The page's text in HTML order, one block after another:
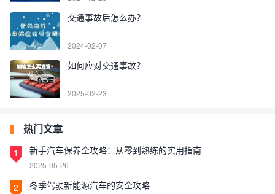
交通事故后怎么办？
2024-02-07
如何应对交通事故？
2025-02-23
热门文章
1 新手汽车保养全攻略：从零到熟练的实用指南
2025-05-26
2 冬季驾驶新能源汽车的安全攻略